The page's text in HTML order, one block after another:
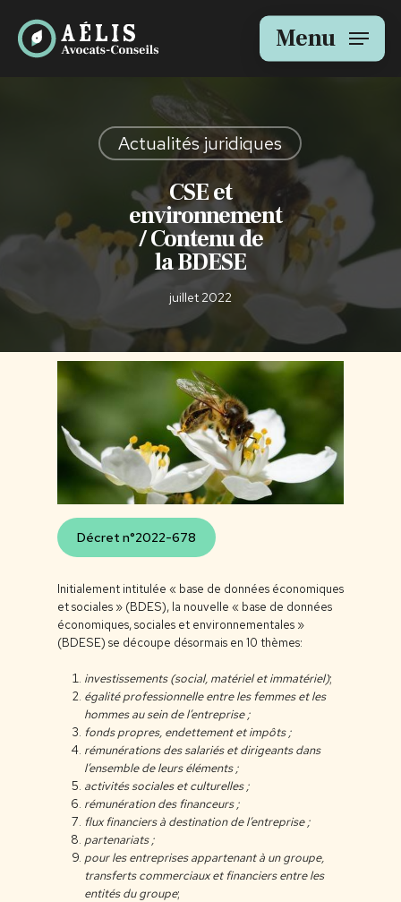
main
content
Menu
Actualités juridiques
CSE et
environnement
/ Contenu de
la BDESE
juillet 2022
Décret n°2022-678
Initialement intitulée « base de données économiques
et sociales » (BDES), la nouvelle « base de données
économiques, sociales et environnementales »
(BDESE) se découpe désormais en 10 thèmes:
investissements (social, matériel et immatériel);
égalité professionnelle entre les femmes et les
hommes au sein de l’entreprise ;
fonds propres, endettement et impôts ;
rémunérations des salariés et dirigeants dans
l’ensemble de leurs éléments ;
activités sociales et culturelles ;
rémunération des financeurs ;
flux financiers à destination de l’entreprise ;
partenariats ;
pour les entreprises appartenant à un groupe,
transferts commerciaux et financiers entre les
entités du groupe;